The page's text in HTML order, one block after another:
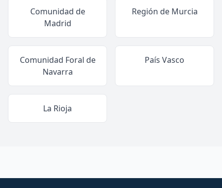
Comunidad de
Madrid
Región de Murcia
Comunidad Foral de
Navarra
País Vasco
La Rioja